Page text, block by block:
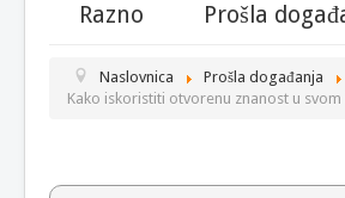
Razno
Prošla
Naslovnica
Prošla događanja
Kako iskoristiti otvorenu znanost u svom